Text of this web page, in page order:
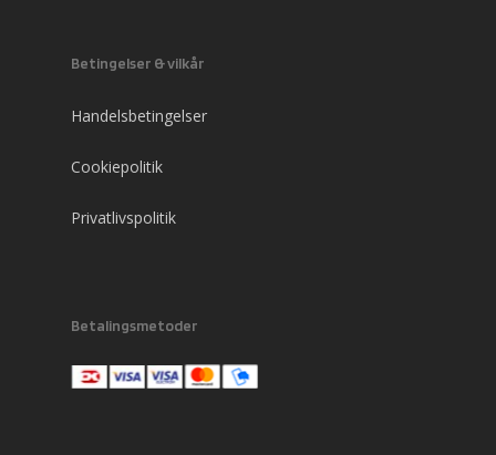
Betingelser & vilkår
Handelsbetingelser
Cookiepolitik
Privatlivspolitik
Betalingsmetoder